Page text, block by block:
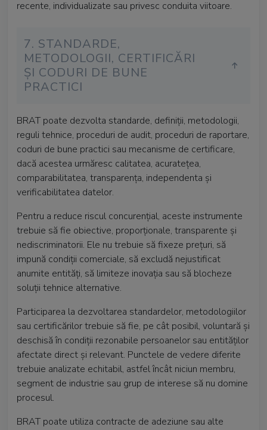
recente, individualizate sau privesc conduita viitoare.
7. STANDARDE,
METODOLOGII, CERTIFICĂRI
ȘI CODURI DE BUNE
PRACTICI
BRAT poate dezvolta standarde, definiții, metodologii,
reguli tehnice, proceduri de audit, proceduri de raportare,
coduri de bune practici sau mecanisme de certificare,
dacă acestea urmăresc calitatea, acuratețea,
comparabilitatea, transparența, independenta și
verificabilitatea datelor.
Pentru a reduce riscul concurențial, aceste instrumente
trebuie să fie obiective, proporționale, transparente și
nediscriminatorii. Ele nu trebuie să fixeze prețuri, să
impună condiții comerciale, să excludă nejustificat
anumite entități, să limiteze inovația sau să blocheze
soluții tehnice alternative.
Participarea la dezvoltarea standardelor, metodologiilor
sau certificărilor trebuie să fie, pe cât posibil, voluntară și
deschisă în condiții rezonabile persoanelor sau entităților
afectate direct și relevant. Punctele de vedere diferite
trebuie analizate echitabil, astfel încât niciun membru,
segment de industrie sau grup de interese să nu domine
procesul.
BRAT poate utiliza contracte de adeziune sau alte